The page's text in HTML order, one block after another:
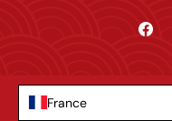
France